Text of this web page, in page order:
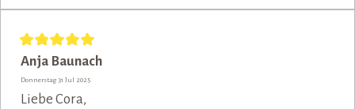
Anja Baunach
Donnerstag 31 Jul 2025
Liebe Cora,